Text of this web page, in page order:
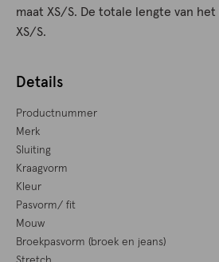
maat XS/S. De totale lengte van
XS/S.
Details
Productnummer
Merk
Sluiting
Kraagvorm
Kleur
Pasvorm/ fit
Mouw
Broekpasvorm (broek en jeans)